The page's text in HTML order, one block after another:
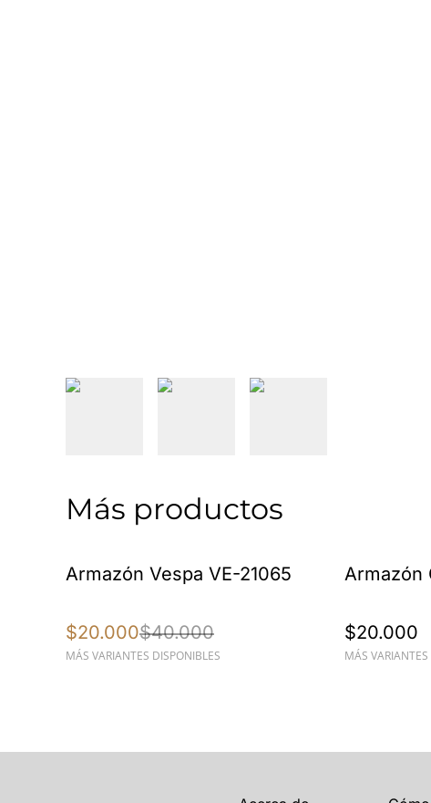
Más productos
%
Armazón Vespa VE-21065
$20.000$40.000
MÁS VARIANTES DISPONIBLES
Armazón
$20.000
MÁS